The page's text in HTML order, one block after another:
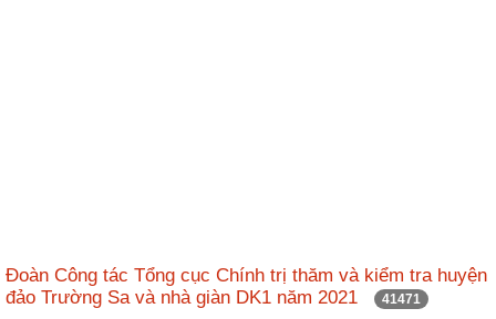
Đoàn Công tác Tổng cục Chính trị thăm và kiểm tra huyện
đảo Trường Sa và nhà giàn DK1 năm 2021
41471